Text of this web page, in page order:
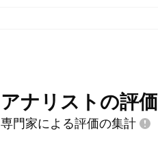
アナリストの評価
専門家による評価の集計